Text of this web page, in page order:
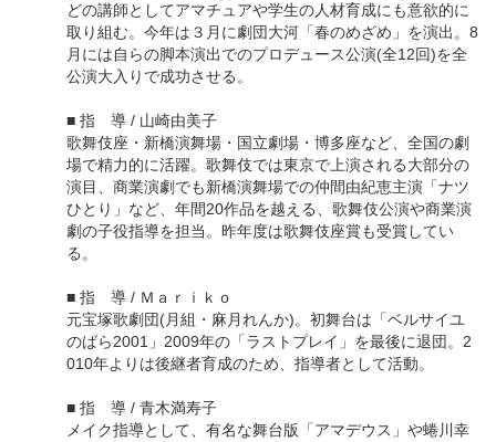
どの講師としてアマチュアや学生の人材育成にも意欲的に
取り組む。今年は３月に劇団大河「春のめざめ」を演出。8
月には自らの脚本演出でのプロデュース公演(全12回)を全
公演大入りで成功させる。
■ 指 導 / 山崎由美子
歌舞伎座・新橋演舞場・国立劇場・博多座など、全国の劇
場で精力的に活躍。歌舞伎では東京で上演される大部分の
演目、商業演劇でも新橋演舞場での仲間由紀恵主演「ナツ
ひとり」など、年間20作品を越える、歌舞伎公演や商業演
劇の子役指導を担当。昨年度は歌舞伎座賞も受賞してい
る。
■ 指 導 / Ｍａｒｉｋｏ
元宝塚歌劇団(月組・麻月れんか)。初舞台は「ベルサイユ
のばら2001」2009年の「ラストプレイ」を最後に退団。2
010年よりは後継者育成のため、指導者として活動。
■ 指 導 / 青木満寿子
メイク指導として、有名な舞台版「アマデウス」や蜷川幸